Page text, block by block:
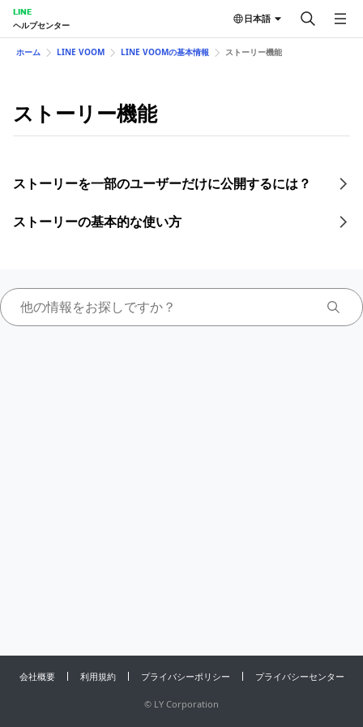
LINE
ヘルプセンター
日本語
ホーム LINE VOOM LINE VOOMの基本情報 ストーリー機能
ストーリー機能
ストーリーを一部のユーザーだけに公開するには？
ストーリーの基本的な使い方
会社概要 利用規約 プライバシーポリシー プライバシーセンター
© LY Corporation